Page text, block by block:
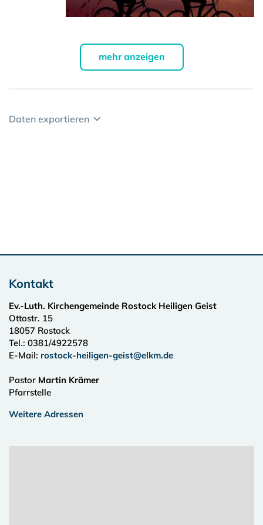
mehr anzeigen
Daten exportieren
Kontakt
Ev.-Luth. Kirchengemeinde Rostock Heiligen Geist
Ottostr. 15
18057 Rostock
Tel.: 0381/4922578
E-Mail: rostock-heiligen-geist@elkm.de
Pastor Martin Krämer
Pfarrstelle
Weitere Adressen